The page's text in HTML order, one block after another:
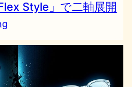
Style」で二軸展開